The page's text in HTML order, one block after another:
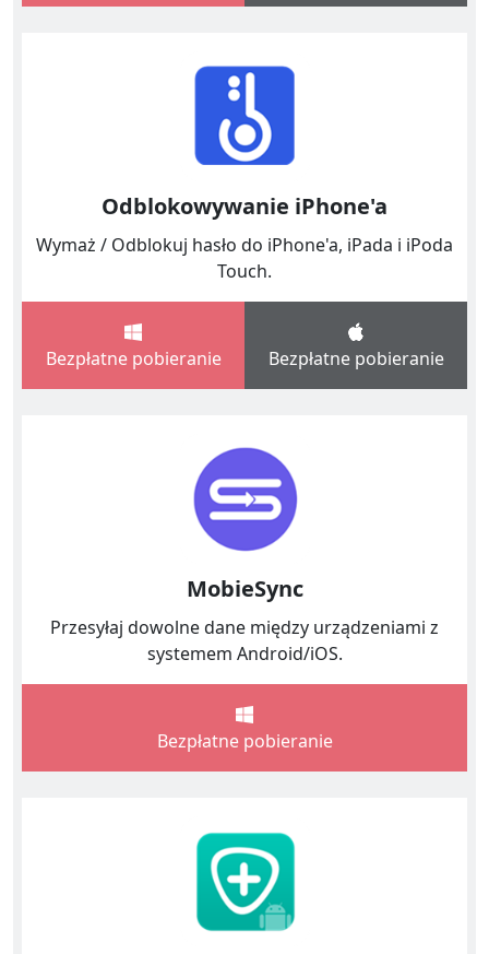
Odblokowywanie iPhone'a
Wymaż / Odblokuj hasło do iPhone'a, iPada i iPoda
Touch.
Bezpłatne pobieranie Bezpłatne pobieranie
MobieSync
Przesyłaj dowolne dane między urządzeniami z
systemem Android/iOS.
Bezpłatne pobieranie